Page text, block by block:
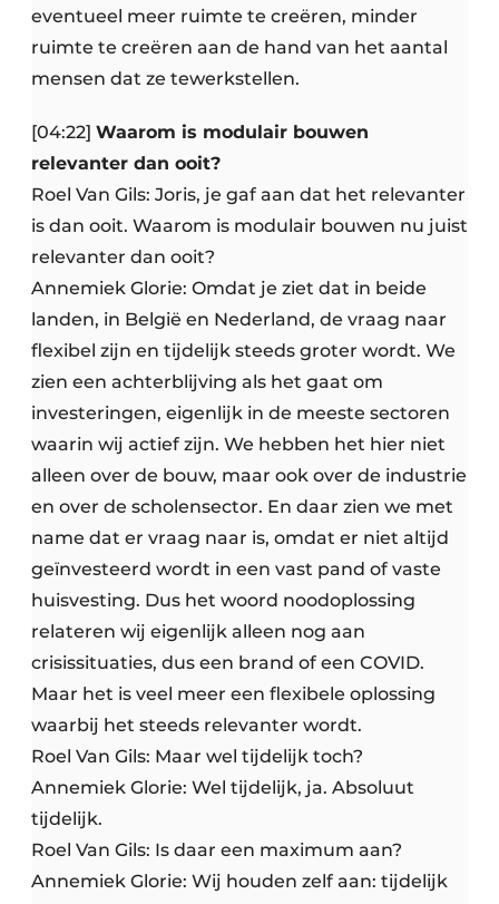
eventueel meer ruimte te creëren, minder
ruimte te creëren aan de hand van het aantal
mensen dat ze tewerkstellen.
[04:22] Waarom is modulair bouwen
relevanter dan ooit?
Roel Van Gils: Joris, je gaf aan dat het relevanter
is dan ooit. Waarom is modulair bouwen nu juist
relevanter dan ooit?
Annemiek Glorie: Omdat je ziet dat in beide
landen, in België en Nederland, de vraag naar
flexibel zijn en tijdelijk steeds groter wordt. We
zien een achterblijving als het gaat om
investeringen, eigenlijk in de meeste sectoren
waarin wij actief zijn. We hebben het hier niet
alleen over de bouw, maar ook over de industrie
en over de scholensector. En daar zien we met
name dat er vraag naar is, omdat er niet altijd
geïnvesteerd wordt in een vast pand of vaste
huisvesting. Dus het woord noodoplossing
relateren wij eigenlijk alleen nog aan
crisissituaties, dus een brand of een COVID.
Maar het is veel meer een flexibele oplossing
waarbij het steeds relevanter wordt.
Roel Van Gils: Maar wel tijdelijk toch?
Annemiek Glorie: Wel tijdelijk, ja. Absoluut
tijdelijk.
Roel Van Gils: Is daar een maximum aan?
Annemiek Glorie: Wij houden zelf aan: tijdelijk